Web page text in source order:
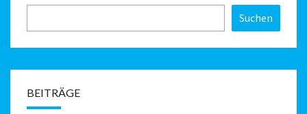
Suchen
BEITRÄGE